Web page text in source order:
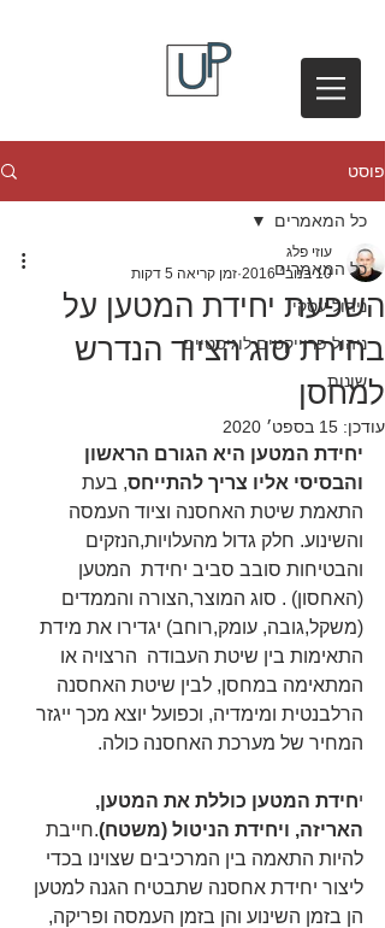
פוסט
כל המאמרים
ניהול עסקי
ניהול פרוייקטים לוגיסטיים
שונות
כל המאמרים
השפעת יחידת המטען על
בחירת סוג הציוד הנדרש
למחסן
עוזי פלג
10 בנוב׳ 2016
זמן קריאה 5 דקות
עודכן: 15 בספט׳ 2020
יחידת המטען היא הגורם הראשון
והבסיסי אליו צריך להתייחס, בעת
התאמת שיטת האחסנה וציוד העמסה
והשינוע. חלק גדול מהעלויות,הנזקים
והבטיחות סובב סביב יחידת  המטען
(האחסון) . סוג המוצר,הצורה והממדים
(משקל,גובה, עומק,רוחב) יגדירו את מידת
התאימות בין שיטת העבודה  הרצויה או
המתאימה במחסן, לבין שיטת האחסנה
הרלבנטית ומימדיה, וכפועל יוצא מכך ייגזר
המחיר של מערכת האחסנה כולה.
יחידת המטען כוללת את המטען,
האריזה, ויחידת הניטול (משטח).חייבת
להיות התאמה בין המרכיבים שצוינו בכדי
ליצור יחידת אחסנה שתבטיח הגנה למטען
הן בזמן השינוע והן בזמן העמסה ופריקה,